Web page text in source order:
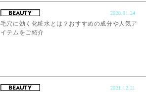
2020.01.24
毛穴に効く化粧水とは？おすすめの成分や人気ア
イテムをご紹介
2021.12.21